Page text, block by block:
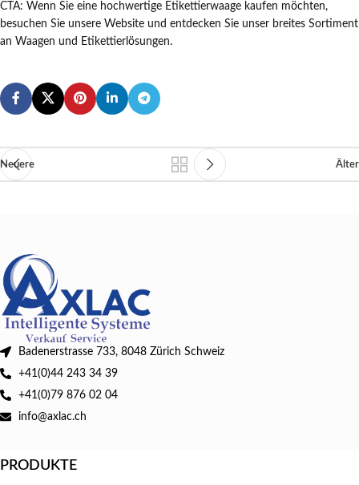
CTA: Wenn Sie eine hochwertige Etikettierwaage kaufen möchten,
besuchen Sie unsere Website und entdecken Sie unser breites Sortiment
an Waagen und Etikettierlösungen.
Neuere Älter
Badenerstrasse 733, 8048 Zürich Schweiz
+41(0)44 243 34 39
+41(0)79 876 02 04
info@axlac.ch
PRODUKTE